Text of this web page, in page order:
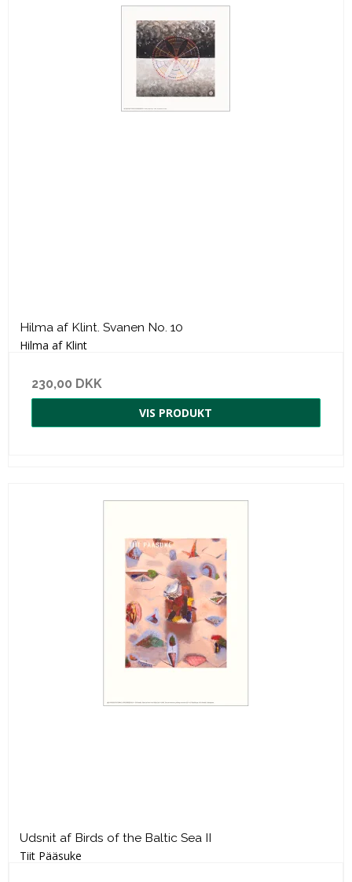
Hilma af Klint. Svanen No. 10
Hilma af Klint
230,00 DKK
VIS PRODUKT
Udsnit af Birds of the Baltic Sea II
Tiit Pääsuke